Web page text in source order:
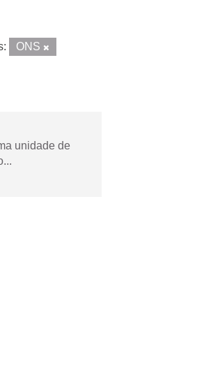
ONS
unidade de